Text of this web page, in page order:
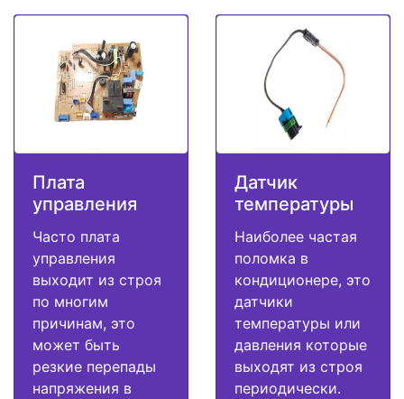
Плата
управления
Часто плата
управления
выходит из строя
по многим
причинам, это
может быть
резкие перепады
напряжения в
Датчик
температуры
Наиболее частая
поломка в
кондиционере, это
датчики
температуры или
давления которые
выходят из строя
периодически.